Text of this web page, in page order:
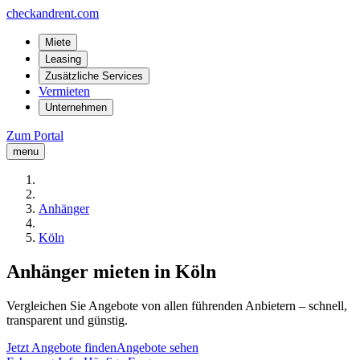
checkandrent.com
Miete
Leasing
Zusätzliche Services
Vermieten
Unternehmen
Zum Portal
menu
Anhänger
Köln
Anhänger mieten in Köln
Vergleichen Sie Angebote von allen führenden Anbietern – schnell,
transparent und günstig.
Jetzt Angebote findenAngebote sehen